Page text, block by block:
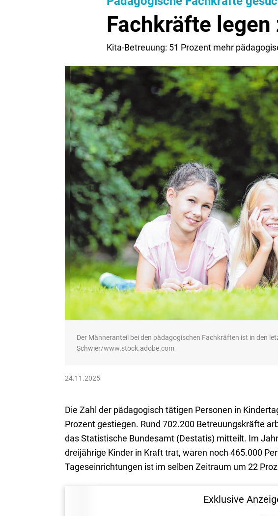
Fachkräfte legen
Kita-Betreuung: 51 Prozent mehr
Der Männeranteil bei den pädagogischen Fachkräften ist in den
Schwier/www.stock.adobe.com
24.11.2025
Die Zahl der pädagogisch tätigen Personen in
Prozent gestiegen. Rund 702.200 Betreuungskräfte
das Statistische Bundesamt (Destatis) mitteilt. Im
dreijährige Kinder in Kraft trat, waren noch 465.000
Tageseinrichtungen ist im selben Zeitraum um 22
Exklusive